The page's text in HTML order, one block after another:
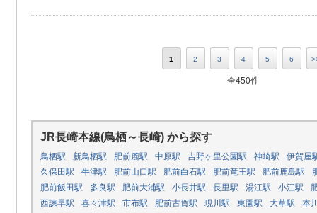
1 2 3 4 5 6
全450件
JR長崎本線(鳥栖～長崎) から探す
鳥栖駅 新鳥栖駅 肥前麓駅 中原駅 吉野ヶ里公園駅 神埼駅
伊賀屋
久保田駅
牛津駅 肥前山口駅 肥前白石駅 肥前竜王駅 肥前鹿島駅
肥前飯田駅
多良駅 肥前大浦駅 小長井駅 長里駅 湯江駅 小江駅
西諫早駅
喜々津駅 市布駅 肥前古賀駅 現川駅 東園駅 大草駅
本